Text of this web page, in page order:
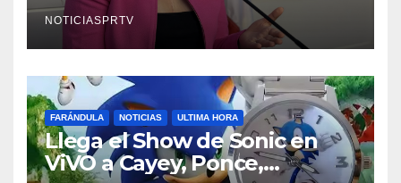
NOTICIASPRTV
FARÁNDULA NOTICIAS ULTIMA HORA
Llega el Show de Sonic en
ViVO a Cayey, Ponce,